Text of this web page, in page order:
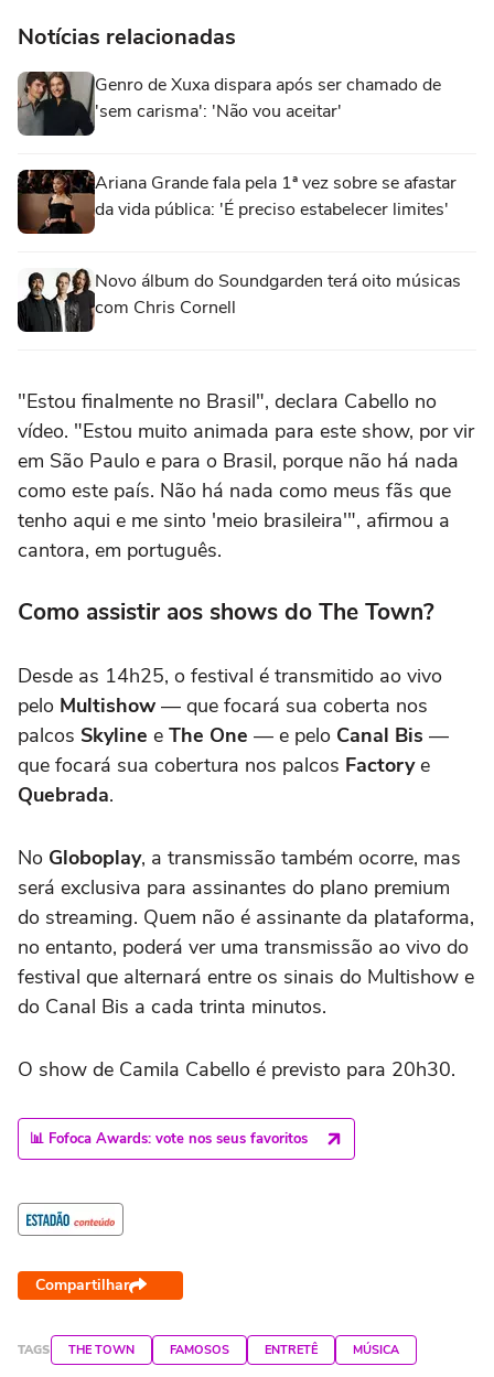
Notícias relacionadas
Genro de Xuxa dispara após ser chamado de
'sem carisma': 'Não vou aceitar'
Ariana Grande fala pela 1ª vez sobre se afastar
da vida pública: 'É preciso estabelecer limites'
Novo álbum do Soundgarden terá oito músicas
com Chris Cornell
"Estou finalmente no Brasil", declara Cabello no
vídeo. "Estou muito animada para este show, por vir
em São Paulo e para o Brasil, porque não há nada
como este país. Não há nada como meus fãs que
tenho aqui e me sinto 'meio brasileira'", afirmou a
cantora, em português.
Como assistir aos shows do The Town?
Desde as 14h25, o festival é transmitido ao vivo
pelo Multishow — que focará sua coberta nos
palcos Skyline e The One — e pelo Canal Bis —
que focará sua cobertura nos palcos Factorye
Quebrada.
No Globoplay, a transmissão também ocorre, mas
será exclusiva para assinantes do plano premium
do streaming. Quem não é assinante da plataforma,
no entanto, poderá ver uma transmissão ao vivo do
festival que alternará entre os sinais do Multishow e
do Canal Bis a cada trinta minutos.
O show de Camila Cabello é previsto para 20h30.
📊 Fofoca Awards: vote nos seus favoritos
Compartilhar
TAGS THE TOWN FAMOSOS ENTRETÊ MÚSICA